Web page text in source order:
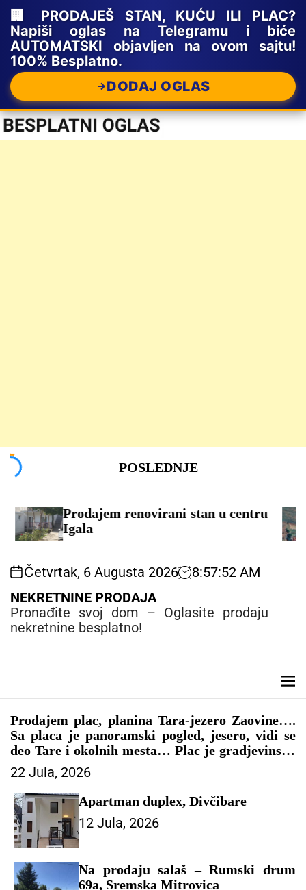
🏢 PRODAJEŠ STAN, KUĆU ILI PLAC?
Napiši oglas na Telegramu i biće
AUTOMATSKI objavljen na ovom sajtu!
100% Besplatno.
DODAJ OGLAS
o
POSLEDNJE
Prodajem renovirani stan u centru
Igala
Četvrtak, 6 Augusta 2026 8:57:52 AM
NEKRETNINE PRODAJA
Pronađite svoj dom – Oglasite prodaju
nekretnine besplatno!
M
e
u
Prodajem plac, planina Tara-jezero Zaovine….
Sa placa je panoramski pogled, jesero, vidi se
deo Tare i okolnih mesta… Plac je gradjevinsko
zemljište, papiri sve 1/1..kontakt 0616062909
Slike i još opisa Viber
22 Jula, 2026
Apartman duplex, Divčibare
12 Jula, 2026
Na prodaju salaš – Rumski drum
69a, Sremska Mitrovica